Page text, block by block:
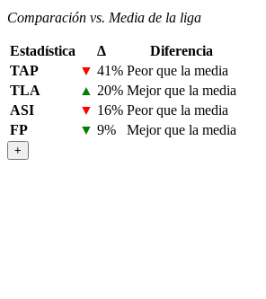
Comparación vs. Media de la liga
Estadística Δ
Diferencia
TAP
▼ 41% Peor que la media
TLA
▲ 20% Mejor que la media
ASI
▼ 16% Peor que la media
FP
▼ 9% Mejor que la media
+